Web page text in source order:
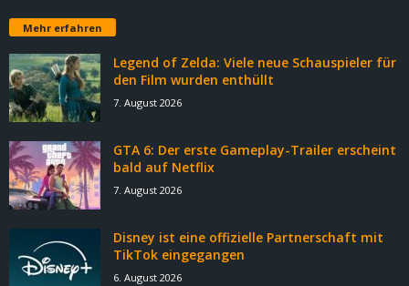
Mehr erfahren
Legend of Zelda: Viele neue Schauspieler für
den Film wurden enthüllt
7. August 2026
GTA 6: Der erste Gameplay-Trailer erscheint
bald auf Netflix
7. August 2026
Disney ist eine offizielle Partnerschaft mit
TikTok eingegangen
6. August 2026